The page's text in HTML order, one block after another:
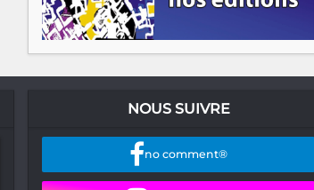
NOUS SUIVRE
no comment®